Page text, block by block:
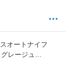
オートナイフ
レージュ